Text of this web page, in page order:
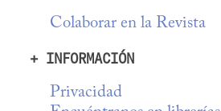
Colaborar en la Revista
+ INFORMACIÓN
Privacidad